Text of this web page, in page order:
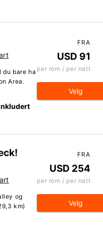
du bare ha
Area.
FRA
USD 91
per rom / per natt
Velg
og
km)
FRA
USD 254
per rom / per natt
Velg